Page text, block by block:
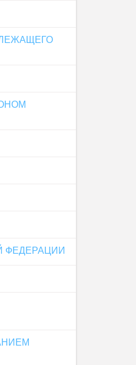
ФЕДЕРАЦИИ